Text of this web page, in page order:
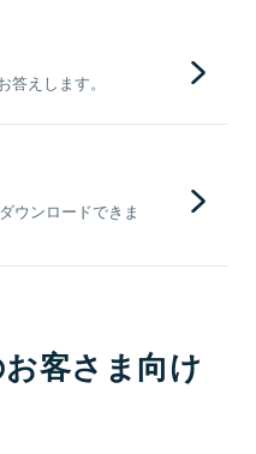
えします。
ウンロードできま
客さま向け